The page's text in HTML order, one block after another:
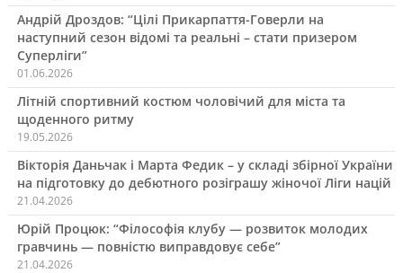
Андрій Дроздов: “Цілі Прикарпаття-Говерли на
наступний сезон відомі та реальні – стати призером
Суперліги”
01.06.2026
Літній спортивний костюм чоловічий для міста та
щоденного ритму
19.05.2026
Вікторія Даньчак і Марта Федик – у складі збірної України
на підготовку до дебютного розіграшу жіночої Ліги націй
21.04.2026
Юрій Процюк: “Філософія клубу — розвиток молодих
гравчинь — повністю виправдовує себе”
21.04.2026